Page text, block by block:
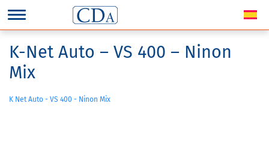
K-Net Auto – VS 400 – Ninon
Mix
K Net Auto - VS 400 - Ninon Mix